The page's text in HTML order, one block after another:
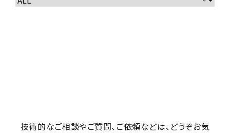
技術的なご相談やご質問、ご依頼などは、 どうぞお気